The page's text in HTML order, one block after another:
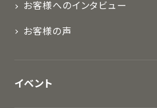
お客様へのインタビュー
お客様の声
イベント